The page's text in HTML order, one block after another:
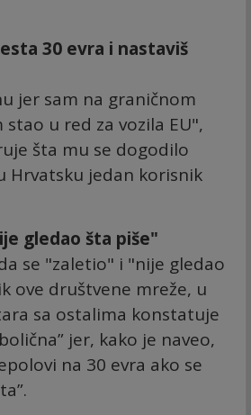
30 evra i nastaviš
jer sam na graničnom
u red za vozila EU",
šta mu se dogodilo
Hrvatsku jedan korisnik
gledao šta piše"
se "zaletio" i "nije gledao
ove društvene mreže, u
sa ostalima konstatuje
jer, kako je naveo,
na 30 evra ako se